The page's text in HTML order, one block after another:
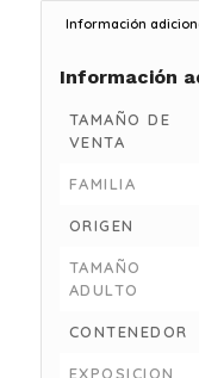
Información
Información
TAMAÑO DE
VENTA
FAMILIA
ORIGEN
TAMAÑO
ADULTO
CONTENEDOR
EXPOSICION